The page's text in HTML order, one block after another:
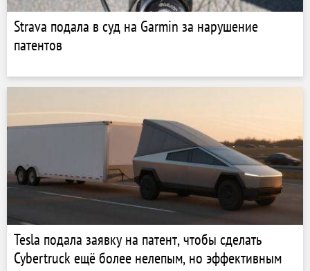
Strava подала в суд на Garmin за нарушение
патентов
Tesla подала заявку на патент, чтобы сделать
Cybertruck ещё более нелепым, но эффективным